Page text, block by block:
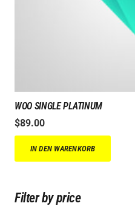
WOO SINGLE PLATINUM
$89.00
IN DEN WARENKORB
Filter by price